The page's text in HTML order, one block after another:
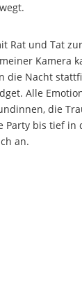
Rat und Tat
Kamera
die Nacht
Alle
die
Party bis tief in
an.